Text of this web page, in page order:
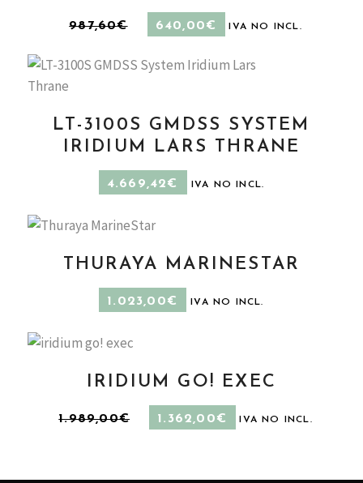
AÑADIR AL CARRITO
987,60€
EL
PRECIO
987,60€.
640,00€
PRECIO
640,00€.
IVA NO INCL.
LT-3100S GMDSS SYSTEM
IRIDIUM LARS THRANE
4.669,42€ IVA NO INCL.
AÑADIR AL CARRITO
THURAYA MARINESTAR
1.023,00€ IVA NO INCL.
AÑADIR AL CARRITO
IRIDIUM GO! EXEC
1.989,00€
PRECIO
1.362,00€
PRECIO
IVA NO INCL.